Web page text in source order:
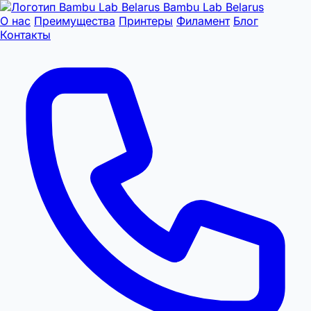
Bambu Lab Belarus
О нас Преимущества Принтеры Филамент Блог
Контакты